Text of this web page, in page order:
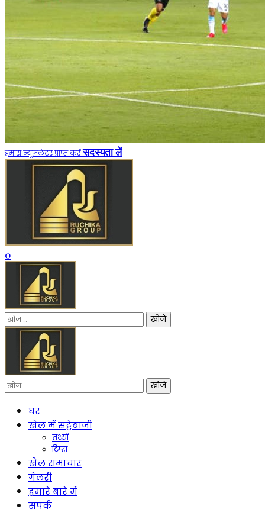
हमारा न्यूज़लेटर प्राप्त करें सदस्यता लें
0
निम्न
को
निम्न
को
खोजें:
घर
खेल में सट्टेबाजी
तथ्यों
टिप्स
खेल समाचार
गेलरी
हमारे बारे में
संपर्क